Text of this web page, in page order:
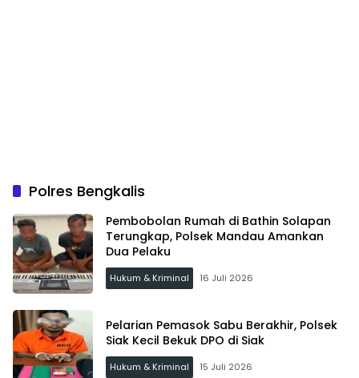
Polres Bengkalis
Pembobolan Rumah di Bathin Solapan
Terungkap, Polsek Mandau Amankan
Dua Pelaku
Hukum & Kriminal 16 Juli 2026
Pelarian Pemasok Sabu Berakhir, Polsek
Siak Kecil Bekuk DPO di Siak
Hukum & Kriminal 15 Juli 2026